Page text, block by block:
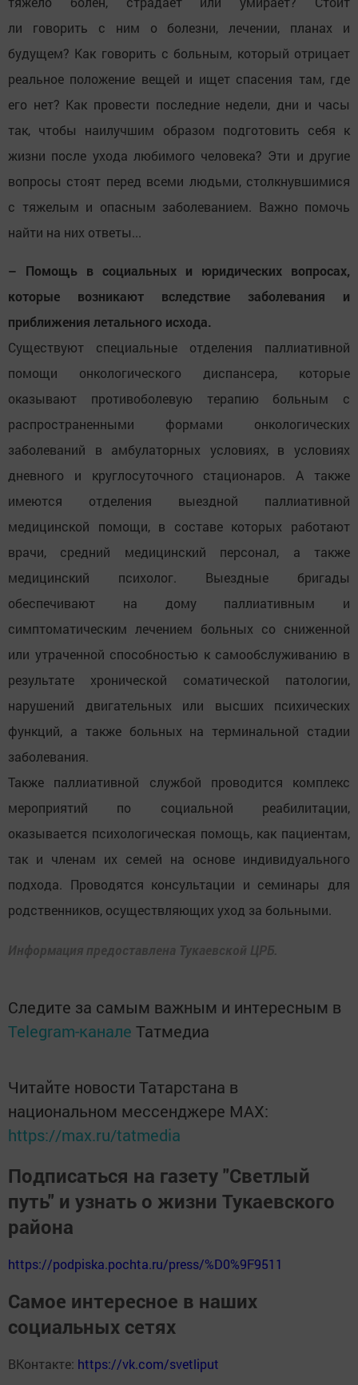
ли говорить с ним о болезни, лечении, планах и
будущем? Как говорить с больным, который отрицает
реальное положение вещей и ищет спасения там, где
его нет? Как провести последние недели, дни и часы
так, чтобы наилучшим образом подготовить себя к
жизни после ухода любимого человека? Эти и другие
вопросы стоят перед всеми людьми, столкнувшимися
с тяжелым и опасным заболеванием. Важно помочь
найти на них ответы...
– Помощь в социальных и юридических вопросах,
которые возникают вследствие заболевания и
приближения летального исхода.
Существуют специальные отделения паллиативной
помощи онкологического диспансера, которые
оказывают противоболевую терапию больным с
распространенными формами онкологических
заболеваний в амбулаторных условиях, в условиях
дневного и круглосуточного стационаров. А также
имеются отделения выездной паллиативной
медицинской помощи, в составе которых работают
врачи, средний медицинский персонал, а также
медицинский психолог. Выездные бригады
обеспечивают на дому паллиативным и
симптоматическим лечением больных со сниженной
или утраченной способностью к самообслуживанию в
результате хронической соматической патологии,
нарушений двигательных или высших психических
функций, а также больных на терминальной стадии
заболевания.
Также паллиативной службой проводится комплекс
мероприятий по социальной реабилитации,
оказывается психологическая помощь, как пациентам,
так и членам их семей на основе индивидуального
подхода. Проводятся консультации и семинары для
родственников, осуществляющих уход за больными.
Информация предоставлена Тукаевской ЦРБ.
Следите за самым важным и интересным в
Telegram-канале Татмедиа
Читайте новости Татарстана в
национальном мессенджере MАХ:
https://max.ru/tatmedia
Подписаться на газету "Светлый
путь" и узнать о жизни Тукаевского
района
https://podpiska.pochta.ru/press/%D0%9F9511
Самое интересное в наших
социальных сетях
ВКонтакте: https://vk.com/svetliput